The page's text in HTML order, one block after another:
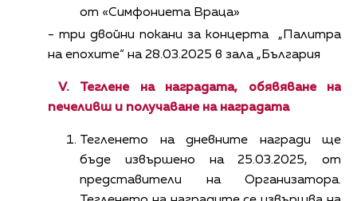
от «Симфониета Враца»
- три двойни покани за концерта „Палитра
на епохите“ на 28.03.2025 в зала „България
V. Теглене на наградата, обявяване на
печеливш и получаване на наградата
Тегленето на дневните награди ще
бъде извършено на 25.03.2025, от
представители на Организатора.